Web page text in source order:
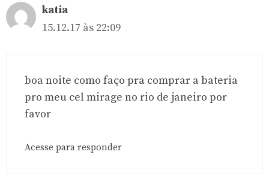
katia
15.12.17 às 22:09
boa noite como faço pra comprar a bateria
pro meu cel mirage no rio de janeiro por
favor
Acesse para responder